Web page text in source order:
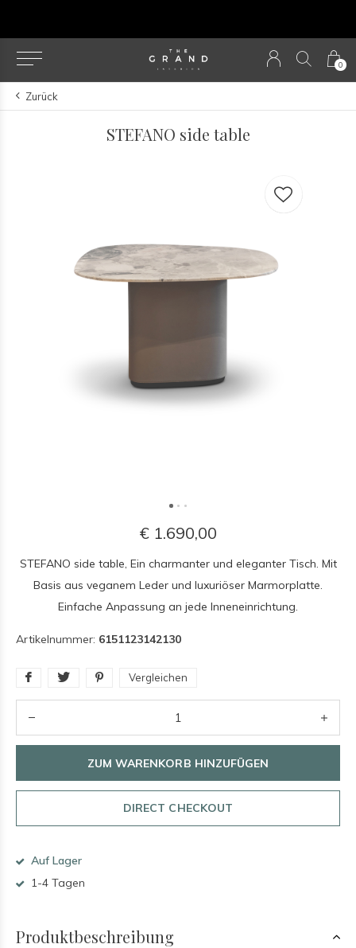
0
Zurück
STEFANO side table
€ 1.690,00
STEFANO side table, Ein charmanter und eleganter Tisch. Mit
Basis aus veganem Leder und luxuriöser Marmorplatte.
Einfache Anpassung an jede Inneneinrichtung.
Artikelnummer: 6151123142130
Vergleichen
ZUM WARENKORB HINZUFÜGEN
DIRECT CHECKOUT
Auf Lager
1-4 Tagen
Produktbeschreibung